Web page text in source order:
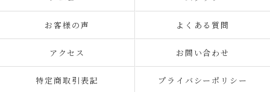
お客様の声 よくある質問
アクセス お問い合わせ
特定商取引表記 プライバシーポリシー